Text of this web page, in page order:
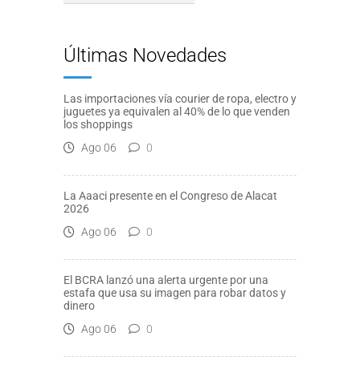
Últimas Novedades
Las importaciones vía courier de ropa, electro y
juguetes ya equivalen al 40% de lo que venden
los shoppings
Ago 06
0
La Aaaci presente en el Congreso de Alacat
2026
Ago 06
0
El BCRA lanzó una alerta urgente por una
estafa que usa su imagen para robar datos y
dinero
Ago 06
0